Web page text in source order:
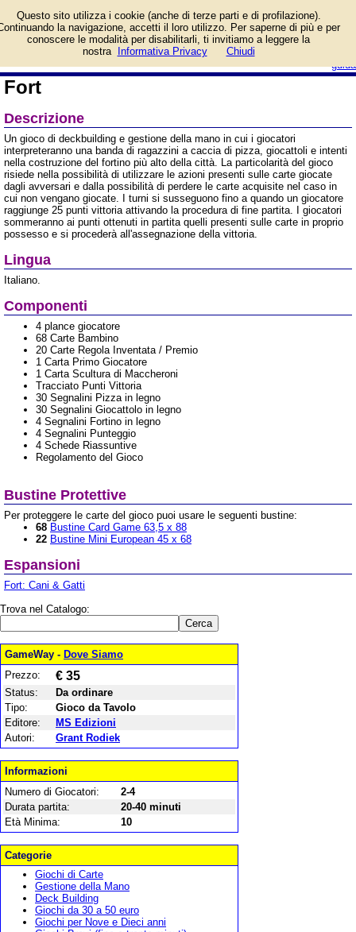
guida
prezzo di vendita.
Prodotto da MS Edizioni
Fort
Descrizione
Un gioco di deckbuilding e gestione della mano in cui i giocatori
interpreteranno una banda di ragazzini a caccia di pizza, giocattoli e intenti
nella costruzione del fortino più alto della città. La particolarità del gioco
risiede nella possibilità di utilizzare le azioni presenti sulle carte giocate
dagli avversari e dalla possibilità di perdere le carte acquisite nel caso in
cui non vengano giocate. I turni si susseguono fino a quando un giocatore
raggiunge 25 punti vittoria attivando la procedura di fine partita. I giocatori
sommeranno ai punti ottenuti in partita quelli presenti sulle carte in proprio
possesso e si procederà all'assegnazione della vittoria.
Lingua
Italiano.
Componenti
4 plance giocatore
68 Carte Bambino
20 Carte Regola Inventata / Premio
1 Carta Primo Giocatore
1 Carta Scultura di Maccheroni
Tracciato Punti Vittoria
30 Segnalini Pizza in legno
30 Segnalini Giocattolo in legno
4 Segnalini Fortino in legno
4 Segnalini Punteggio
4 Schede Riassuntive
Regolamento del Gioco
Bustine Protettive
Per proteggere le carte del gioco puoi usare le seguenti bustine:
68 Bustine Card Game 63,5 x 88
22 Bustine Mini European 45 x 68
Espansioni
Fort: Cani & Gatti
Trova nel Catalogo:
GameWay - Dove Siamo
Prezzo:
€ 35
Status:
Da ordinare
Tipo:
Gioco da Tavolo
Editore:
MS Edizioni
Autori:
Grant Rodiek
Informazioni
Numero di Giocatori:
2-4
Durata partita:
20-40 minuti
Età Minima:
10
Categorie
Giochi di Carte
Gestione della Mano
Deck Building
Giochi da 30 a 50 euro
Giochi per Nove e Dieci anni
Questo sito utilizza i cookie (anche di terze parti e di profilazione).
la navigazione, accetti il loro utilizzo. Per saperne di più e per
conoscere le modalità per disabilitarli, ti invitiamo a leggere la
nostra
Informativa Privacy Chiudi